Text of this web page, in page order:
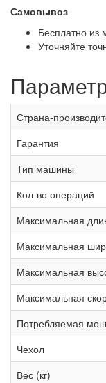
Самовывоз
Бесплатно из
Уточняйте
Страна-
Гарантия
Тип машины
Кол-во операций
Максимальная
Максимальная
Максимальная
Максимальная
Потребляемая
Чехол
Вес (кг)